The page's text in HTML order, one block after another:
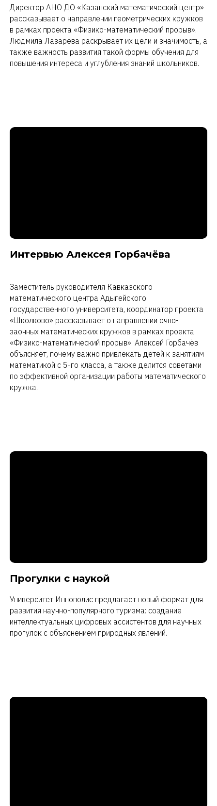
Директор АНО ДО «Казанский математический центр»
рассказывает о направлении геометрических кружков
в рамках проекта «Физико-математический прорыв».
Людмила Лазарева раскрывает их цели и значимость, а
также важность развития такой формы обучения для
повышения интереса и углубления знаний школьников.
Интервью Алексея Горбачёва
Заместитель руководителя Кавказского
математического центра Адыгейского
государственного университета, координатор проекта
«Школково» рассказывает о направлении очно-
заочных математических кружков в рамках проекта
«Физико-математический прорыв». Алексей Горбачёв
объясняет, почему важно привлекать детей к занятиям
математикой с 5-го класса, а также делится советами
по эффективной организации работы математического
кружка.
Прогулки с наукой
Университет Иннополис предлагает новый формат для
развития научно-популярного туризма: создание
интеллектуальных цифровых ассистентов для научных
прогулок с объяснением природных явлений.